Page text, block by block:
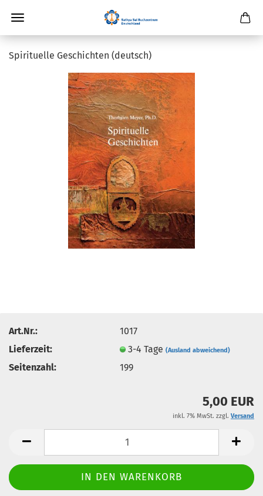
Spirituelle Geschichten (deutsch)
Art.Nr.:
1017
Lieferzeit:
3-4 Tage(Ausland abweichend)
Seitenzahl: 199
5,00 EUR
inkl. 7% MwSt. zzgl. Versand